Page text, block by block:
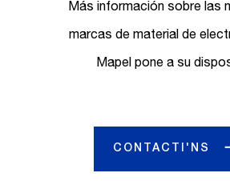
Más información sobre las
marcas de material de
Mapel pone a su
CONTACTI'NS